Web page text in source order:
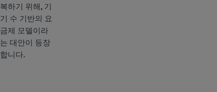
복하기 위해, 기
기 수 기반의 요
금제 모델이라
는 대안이 등장
합니다.